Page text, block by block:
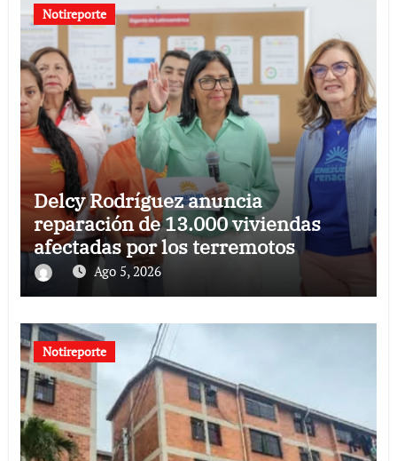
Notireporte
Delcy Rodríguez anuncia
reparación de 13.000 viviendas
afectadas por los terremotos
Ago 5, 2026
Notireporte